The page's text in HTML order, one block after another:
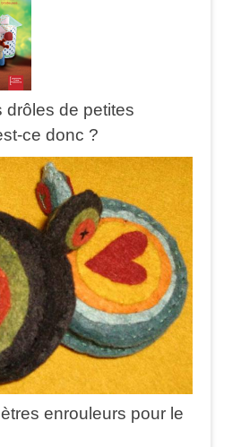
drôles de petites
ce donc ?
enrouleurs pour le